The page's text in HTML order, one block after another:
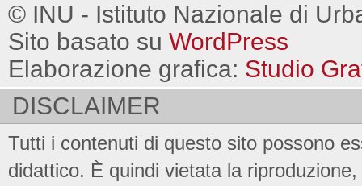
© INU - Istituto Nazionale di
Sito basato su WordPress
Elaborazione grafica: Studio
DISCLAIMER
Tutti i contenuti di questo sito possono
didattico. È quindi vietata la